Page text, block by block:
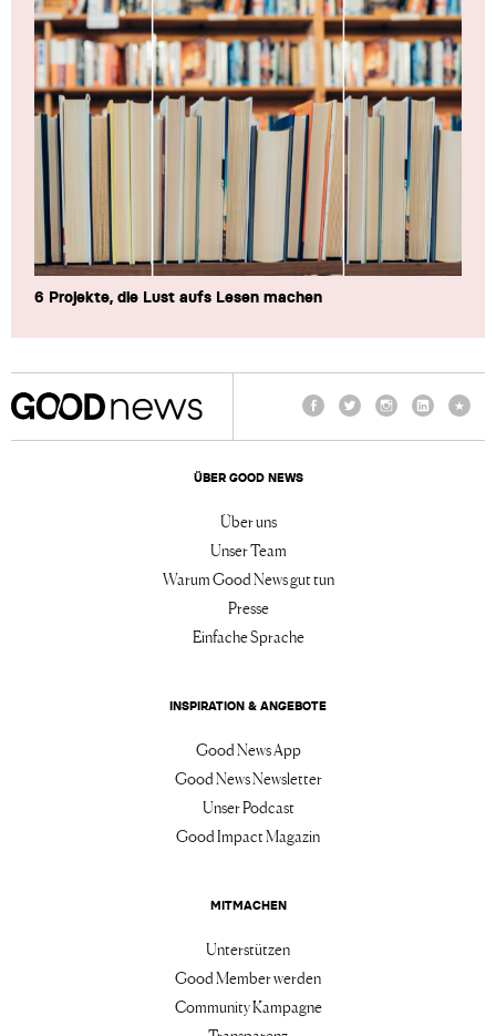
6 Projekte, die Lust aufs Lesen machen
ÜBER GOOD NEWS
Über uns
Unser Team
Warum Good News gut tun
Presse
Einfache Sprache
INSPIRATION & ANGEBOTE
Good News App
Good News Newsletter
Unser Podcast
Good Impact Magazin
MITMACHEN
Unterstützen
Good Member werden
Community Kampagne